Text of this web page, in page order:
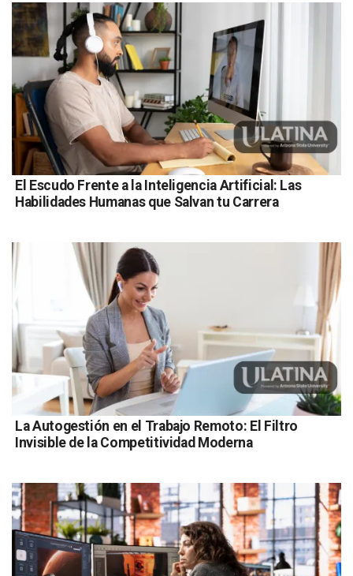
El Escudo Frente a la Inteligencia Artificial: Las
Habilidades Humanas que Salvan tu Carrera
La Autogestión en el Trabajo Remoto: El Filtro
Invisible de la Competitividad Moderna